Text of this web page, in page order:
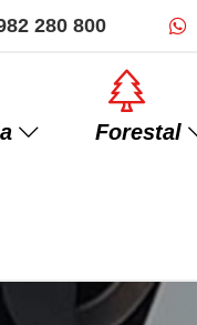
280 800
Forestal